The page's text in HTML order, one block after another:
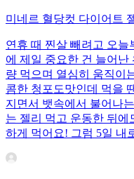
미네르 혈당컷 다이어트
연휴 때 찐살 빼려고 오
에 제일 중요한 건 늘어난
량 먹으며 열심히 움직이
콤한 청포도맛인데 먹을
지면서 뱃속에서 불어나
는 젤리 먹고 운동한 뒤
하게 먹어요! 그럼 5일 내